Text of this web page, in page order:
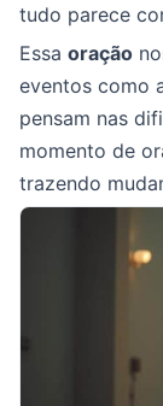
tudo parece
Essa oração
eventos como
pensam nas
momento de
trazendo